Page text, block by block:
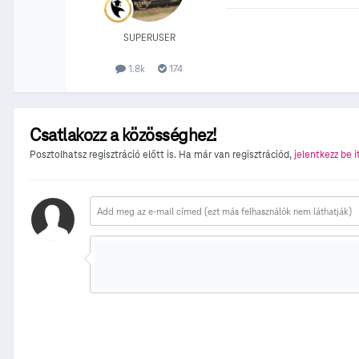
SUPERUSER
1.8k 174
Csatlakozz a közösséghez!
Posztolhatsz regisztráció előtt is. Ha már van regisztrációd,jelentkezz be